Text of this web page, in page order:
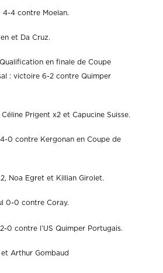
4-4 contre Moelan.
et Da Cruz.
en finale de Coupe
: victoire 6-2 contre Quimper
Prigent x2 et Capucine Suisse.
0 contre Kergonan en Coupe de
Noa Egret et Killian Girolet.
0-0 contre Coray.
0 contre l’US Quimper Portugais.
Arthur Gombaud